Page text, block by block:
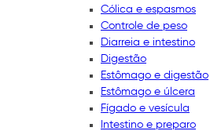
Cólica e espasmos
Controle de peso
Diarreia e intestino
Digestão
Estômago e digestão
Estômago e úlcera
Fígado e vesícula
Intestino e preparo